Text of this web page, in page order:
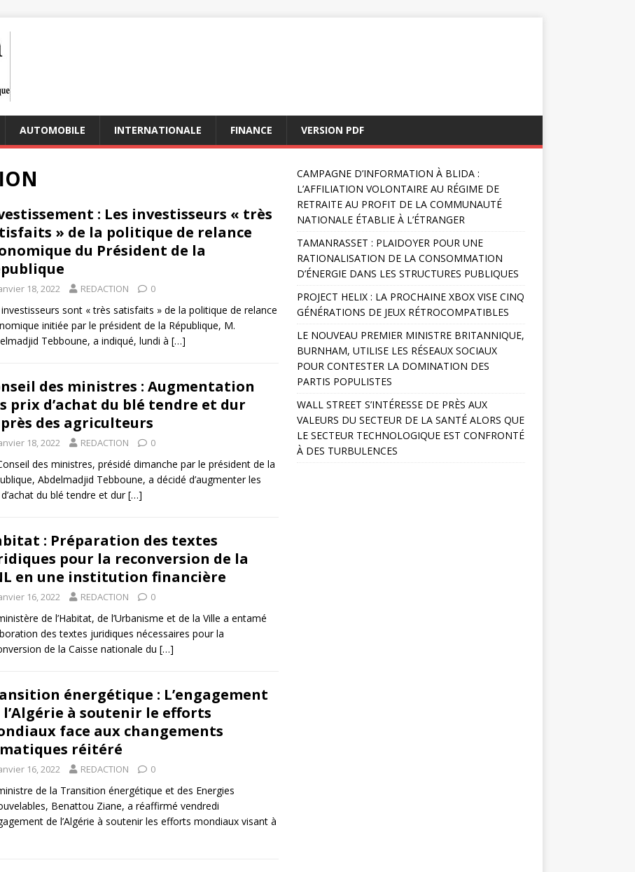
AUTOMOBILE INTERNATIONALE FINANCE VERSION PDF
: Les investisseurs « très
» de la politique de relance
du Président de la
18, 2022 REDACTION 0
sont « très satisfaits » de la politique de relance
initiée par le président de la République, M.
Tebboune, a indiqué, lundi à […]
des ministres : Augmentation
prix d’achat du blé tendre et dur
des agriculteurs
18, 2022 REDACTION 0
des ministres, présidé dimanche par le président de la
Abdelmadjid Tebboune, a décidé d’augmenter les
du blé tendre et dur[…]
: Préparation des textes
pour la reconversion de la
en une institution financière
16, 2022 REDACTION 0
de l’Habitat, de l’Urbanisme et de la Ville a entamé
des textes juridiques nécessaires pour la
de la Caisse nationale du […]
énergétique : L’engagement
l’Algérie à soutenir le efforts
face aux changements
réitéré
16, 2022 REDACTION 0
de la Transition énergétique et des Energies
Benattou Ziane, a réaffirmé vendredi
de l’Algérie à soutenir les efforts mondiaux visant à
CAMPAGNE D’INFORMATION À BLIDA :
L’AFFILIATION VOLONTAIRE AU RÉGIME DE
RETRAITE AU PROFIT DE LA COMMUNAUTÉ
NATIONALE ÉTABLIE À L’ÉTRANGER
TAMANRASSET : PLAIDOYER POUR UNE
RATIONALISATION DE LA CONSOMMATION
D’ÉNERGIE DANS LES STRUCTURES PUBLIQUES
PROJECT HELIX : LA PROCHAINE XBOX VISE CINQ
GÉNÉRATIONS DE JEUX RÉTROCOMPATIBLES
LE NOUVEAU PREMIER MINISTRE BRITANNIQUE,
BURNHAM, UTILISE LES RÉSEAUX SOCIAUX
POUR CONTESTER LA DOMINATION DES
PARTIS POPULISTES
WALL STREET S’INTÉRESSE DE PRÈS AUX
VALEURS DU SECTEUR DE LA SANTÉ ALORS QUE
LE SECTEUR TECHNOLOGIQUE EST CONFRONTÉ
À DES TURBULENCES